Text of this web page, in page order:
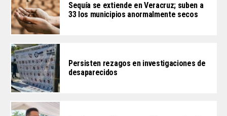
Sequía se extiende en Veracruz; suben a
33 los municipios anormalmente secos
Persisten rezagos en investigaciones de
desaparecidos